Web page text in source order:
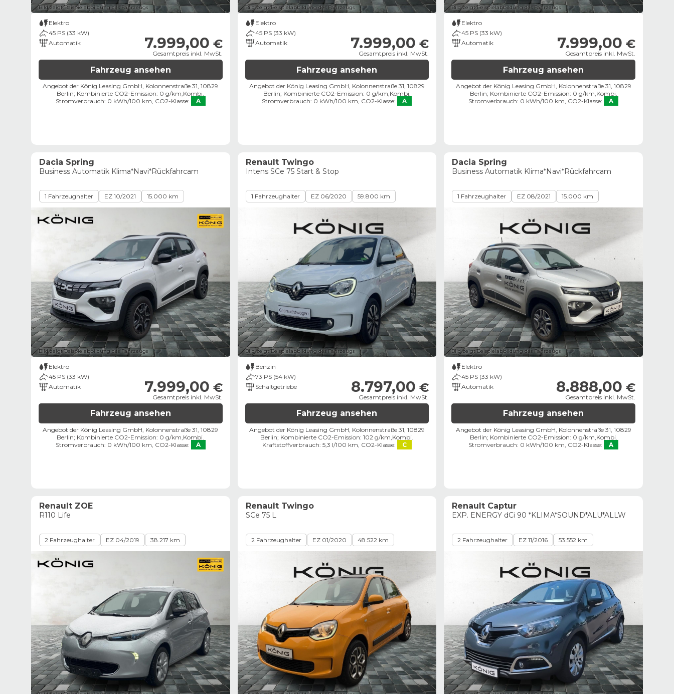
Bild zeigt Beispielabbildung des Fahrzeugs
Elektro
45 PS (33 kW)
Automatik
7.999,00 €
Gesamtpreis inkl. MwSt.
Fahrzeug ansehen
Angebot der König Leasing GmbH, Kolonnenstraße 31, 10829
Berlin; Kombinierte CO2-Emission: 0 g/km,Kombi.
Stromverbrauch: 0 kWh/100 km, CO2-Klasse: A
Bild zeigt Beispielabbildung des Fahrzeugs
Elektro
45 PS (33 kW)
Automatik
7.999,00 €
Gesamtpreis inkl. MwSt.
Fahrzeug ansehen
Angebot der König Leasing GmbH, Kolonnenstraße 31, 10829
Berlin; Kombinierte CO2-Emission: 0 g/km,Kombi.
Stromverbrauch: 0 kWh/100 km, CO2-Klasse: A
Bild zeigt Beispielabbildung des Fahrzeugs
Elektro
45 PS (33 kW)
Automatik
7.999,00 €
Gesamtpreis inkl. MwSt.
Fahrzeug ansehen
Angebot der König Leasing GmbH, Kolonnenstraße 31, 10829
Berlin; Kombinierte CO2-Emission: 0 g/km,Kombi.
Stromverbrauch: 0 kWh/100 km, CO2-Klasse: A
Dacia Spring
Business Automatik Klima*Navi*Rückfahrcam
1 Fahrzeughalter EZ 10/2021 15.000 km
Bild zeigt Beispielabbildung des Fahrzeugs
Elektro
45 PS (33 kW)
Automatik
7.999,00 €
Gesamtpreis inkl. MwSt.
Fahrzeug ansehen
Angebot der König Leasing GmbH, Kolonnenstraße 31, 10829
Berlin; Kombinierte CO2-Emission: 0 g/km, Kombi.
Stromverbrauch: 0 kWh/100 km, CO2-Klasse: A
Renault Twingo
Intens SCe 75 Start & Stop
1 Fahrzeughalter EZ 06/2020 59.800 km
Bild zeigt Beispielabbildung des Fahrzeugs
Benzin
73 PS (54 kW)
Schaltgetriebe
8.797,00 €
Gesamtpreis inkl. MwSt.
Fahrzeug ansehen
Angebot der König Leasing GmbH, Kolonnenstraße 31, 10829
Berlin; Kombinierte CO2-Emission: 102 g/km, Kombi.
Kraftstoffverbrauch: 5,3 l/100 km, CO2-Klasse: C
Dacia Spring
Business Automatik Klima*Navi*Rückfahrcam
1 Fahrzeughalter EZ 08/2021 15.000 km
Bild zeigt Beispielabbildung des Fahrzeugs
Elektro
45 PS (33 kW)
Automatik
8.888,00 €
Gesamtpreis inkl. MwSt.
Fahrzeug ansehen
Angebot der König Leasing GmbH, Kolonnenstraße 31, 10829
Berlin; Kombinierte CO2-Emission: 0 g/km, Kombi.
Stromverbrauch: 0 kWh/100 km, CO2-Klasse: A
Renault ZOE
R110 Life
2 Fahrzeughalter EZ 04/2019 38.217 km
Renault Twingo
SCe 75 L
2 Fahrzeughalter EZ 01/2020 48.522 km
Renault Captur
EXP. ENERGY dCi 90 *KLIMA*SOUND*ALU*ALLW
2 Fahrzeughalter EZ 11/2016 53.552 km